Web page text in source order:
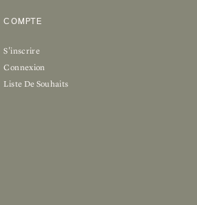
COMPTE
S'inscrire
Connexion
Liste De Souhaits